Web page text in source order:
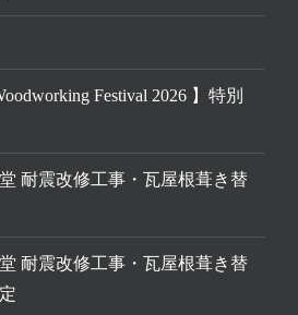
Festival 2026 】特別
耐震改修工事・瓦屋根葺き替
耐震改修工事・瓦屋根葺き替